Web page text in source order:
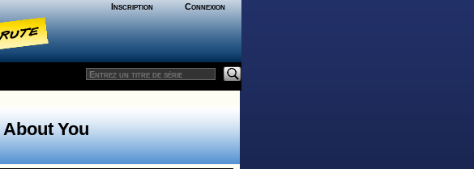
Inscription Connexion
About You